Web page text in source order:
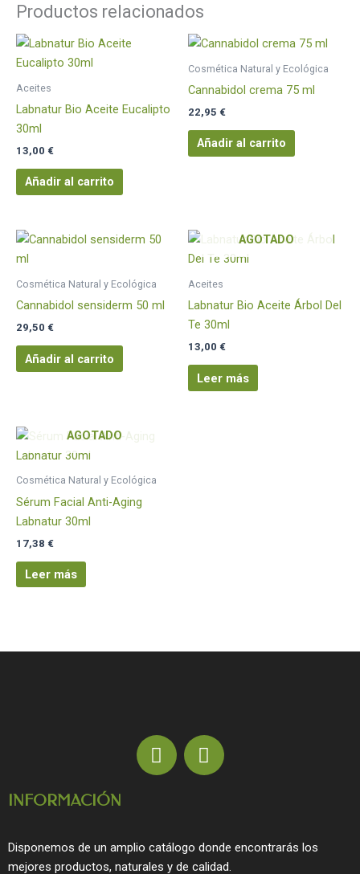
Productos relacionados
Aceites
Labnatur Bio Aceite Eucalipto
30ml
13,00 €
Añadir al carrito
Cosmética Natural y Ecológica
Cannabidol crema 75 ml
22,95 €
Añadir al carrito
Cosmética Natural y Ecológica
Cannabidol sensiderm 50 ml
29,50 €
Añadir al carrito
AGOTADO
Aceites
Labnatur Bio Aceite Árbol Del
Te 30ml
13,00 €
Leer más
AGOTADO
Cosmética Natural y Ecológica
Sérum Facial Anti-Aging
Labnatur 30ml
17,38 €
Leer más
F
a
o
o
I
n
g
r
INFORMACIÓN
Disponemos de un amplio catálogo donde encontrarás los
mejores productos, naturales y de calidad.